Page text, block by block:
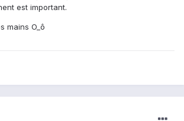
est important.
mains O_ô